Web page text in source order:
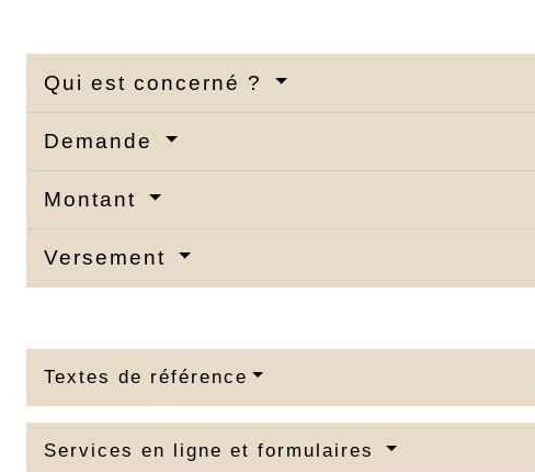
Qui est concerné ?
Demande
Montant
Versement
Textes de référence
Services en ligne et formulaires